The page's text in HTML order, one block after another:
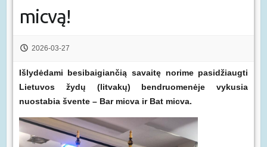
micvą!
2026-03-27
Išlydėdami besibaigiančią savaitę norime pasidžiaugti
Lietuvos žydų (litvakų) bendruomenėje vykusia
nuostabia švente – Bar micva ir Bat micva.